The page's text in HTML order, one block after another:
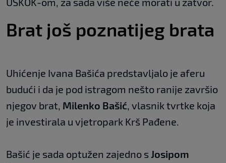
Brat još poznatijeg brata
Uhićenje Ivana Bašića predstavljalo je aferu
budući i da je pod istragom nešto ranije završio
njegov brat, Milenko Bašić, vlasnik tvrtke koja
je investirala u vjetropark Krš Pađene.
Bašić je sada optužen zajedno s Josipom